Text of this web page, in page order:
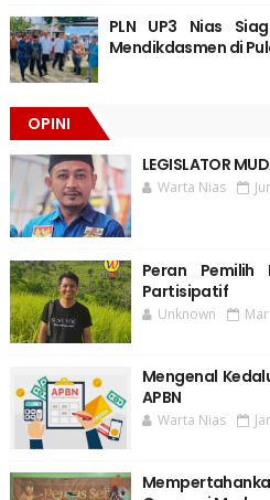
PLN UP3 Nias
Mendikdasmen di
OPINI
LEGISLATOR
Warta Nias
Peran Pemilih
Partisipatif
Unknown
Mengenal
APBN
Warta Nias